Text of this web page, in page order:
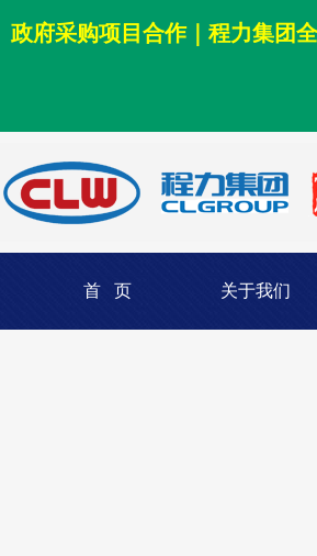
政府采购项目合作｜程力集团
首 页 关于我们